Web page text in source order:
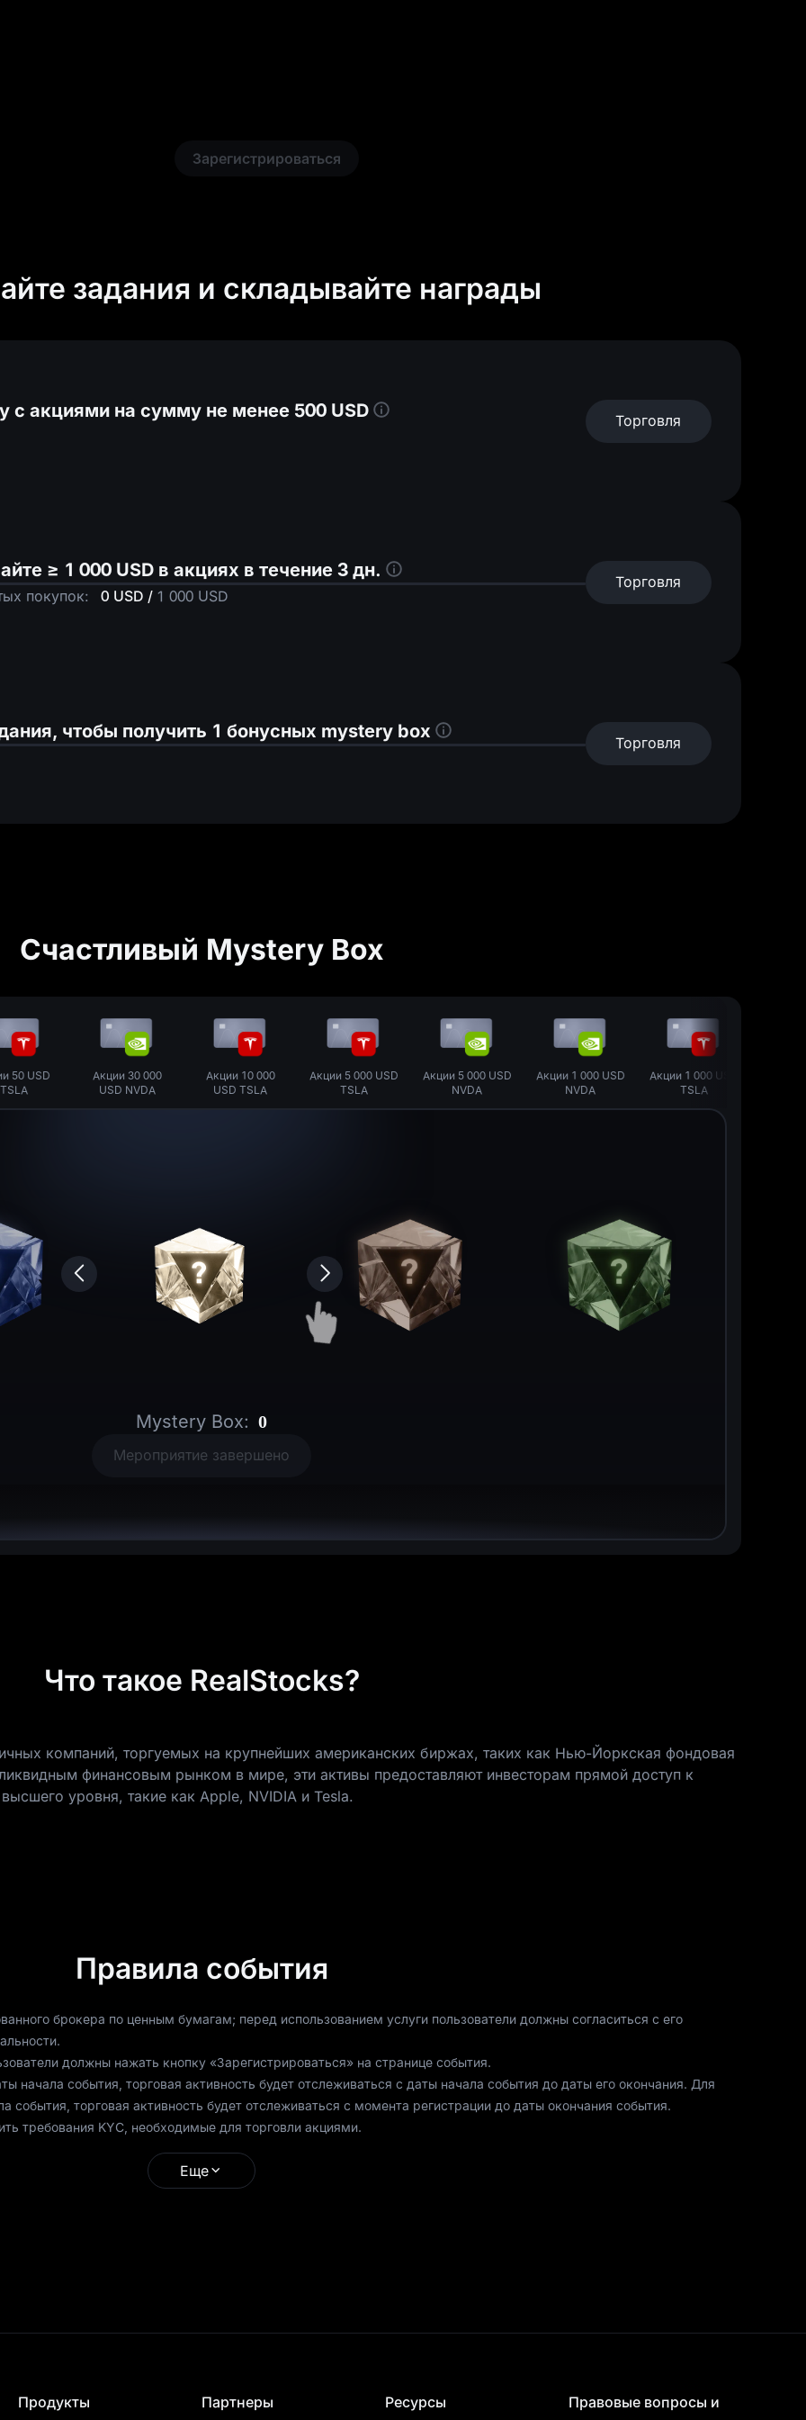
Зарегистрироваться
задания и складывайте награды
с акциями на сумму не менее 500 USD Торговля
≥ 1 000 USDв акциях в течение 3 дн.
покупок: 0 USD / 1 000 USD
Торговля
чтобы получить 1 бонусных mystery box
Торговля
Счастливый Mystery Box
30 000
NVDA
10 000
TSLA
Акции
5 000 USD
Акции
5 000 USD
Акции
1 000 USD
Акции
1 000 USD
Mystery Box: 0
Мероприятие завершено
Что такое RealStocks?
компаний, торгуемых на крупнейших американских биржах, таких как Нью-Йоркская фондовая
финансовым рынком в мире, эти активы предоставляют инвесторам прямой доступ к
уровня, такие как Apple, NVIDIA и Tesla.
Правила события
брокера по ценным бумагам; перед использованием услуги пользователи должны согласиться с его
должны нажать кнопку «Зарегистрироваться» на странице события.
начала события, торговая активность будет отслеживаться с даты начала события до даты его окончания. Для
события, торговая активность будет отслеживаться с момента регистрации до даты окончания события.
требования KYC, необходимые для торговли акциями.
Пользователи из регионов с ограничениями или владельцы аккаунтов, отмеченных системой контроля рисков
в данном событии. Для получения более подробной информации о регионах с ограничениями,
самоторговлей, фиктивной торговлей, манипулированием объемом с помощью скриптов или ботов,
Еще
Продукты Партнеры Ресурсы
Правовые вопросы и